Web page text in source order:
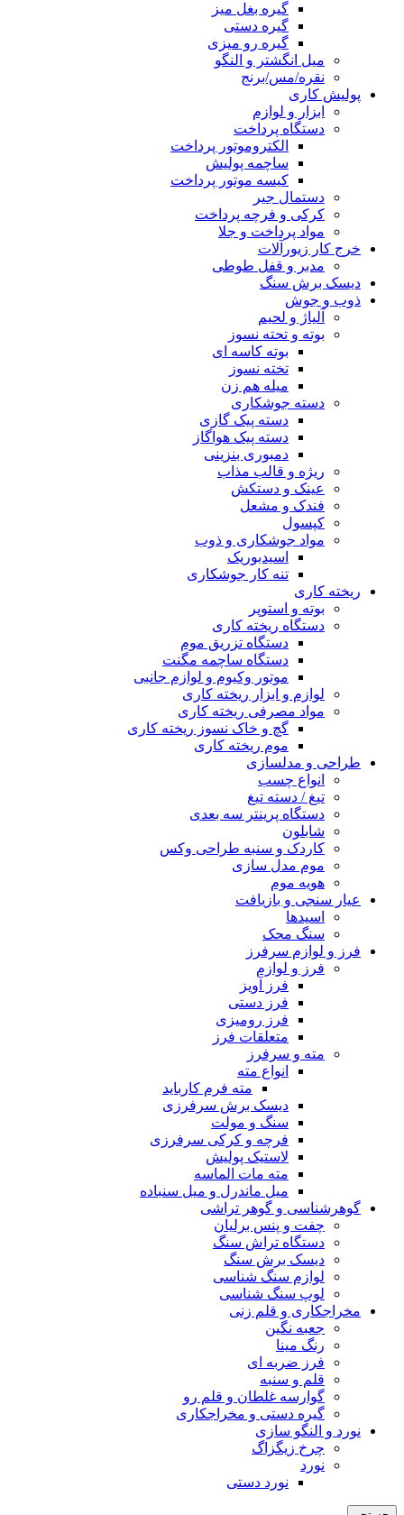
گیره بغل میز
گیره دستی
گیره رو میزی
میل انگشتر و النگو
نقره/مس/برنج
پولیش کاری
ابزار و لوازم
دستگاه پرداخت
الکتروموتور پرداخت
ساچمه پولیش
کیسه موتور پرداخت
دستمال جیر
کرکی و فرچه پرداخت
مواد پرداخت و جلا
خرج کار زیورآلات
مدبر و قفل طوطی
دیسک برش سنگ
ذوب و جوش
آلیاژ و لحیم
بوته و تحته نسوز
بوته کاسه ای
تخته نسوز
میله هم زن
دسته جوشکاری
دسته پیک گازی
دسته پیک هواگاز
دمبوری بنزینی
ریژه و قالب مذاب
عینک و دستکش
فندک و مشعل
کپسول
مواد جوشکاری و ذوب
اسیدبوریک
تنه کار جوشکاری
ریخته کاری
بوته و استوپر
دستگاه ریخته کاری
دستگاه تزریق موم
دستگاه ساچمه مگنت
موتور وکیوم و لوازم جانبی
لوازم و ابزار ریخته کاری
مواد مصرفی ریخته کاری
گچ و خاک نسوز ریخته کاری
موم ریخته کاری
طراحی و مدلسازی
انواع چسب
تیغ / دسته تیغ
دستگاه پرینتر سه بعدی
شابلون
کاردک و سنبه طراحی وکس
موم مدل سازی
هویه موم
عیار سنجی و بازیافت
اسیدها
سنگ محک
فرز و لوازم سرفرز
فرز و لوازم
فرز آویز
فرز دستی
فرز رومیزی
متعلقات فرز
مته و سرفرز
انواع مته
مته فرم کارباید
دیسک برش سرفرزی
سنگ و مولت
فرچه و کرکی سرفرزی
لاستیک پولیش
مته مات الماسه
میل ماندرل و میل سنباده
گوهرشناسی و گوهر تراشی
چفت و پنس برلیان
دستگاه تراش سنگ
دیسک برش سنگ
لوازم سنگ شناسی
لوپ سنگ شناسی
مخراجکاری و قلم زنی
جعبه نگین
رنگ مینا
فرز ضربه ای
قلم و سنبه
گوارسه غلطان و قلم رو
گیره دستی و مخراجکاری
نورد و النگو سازی
چرخ زیگزاگ
نورد
نورد دستی